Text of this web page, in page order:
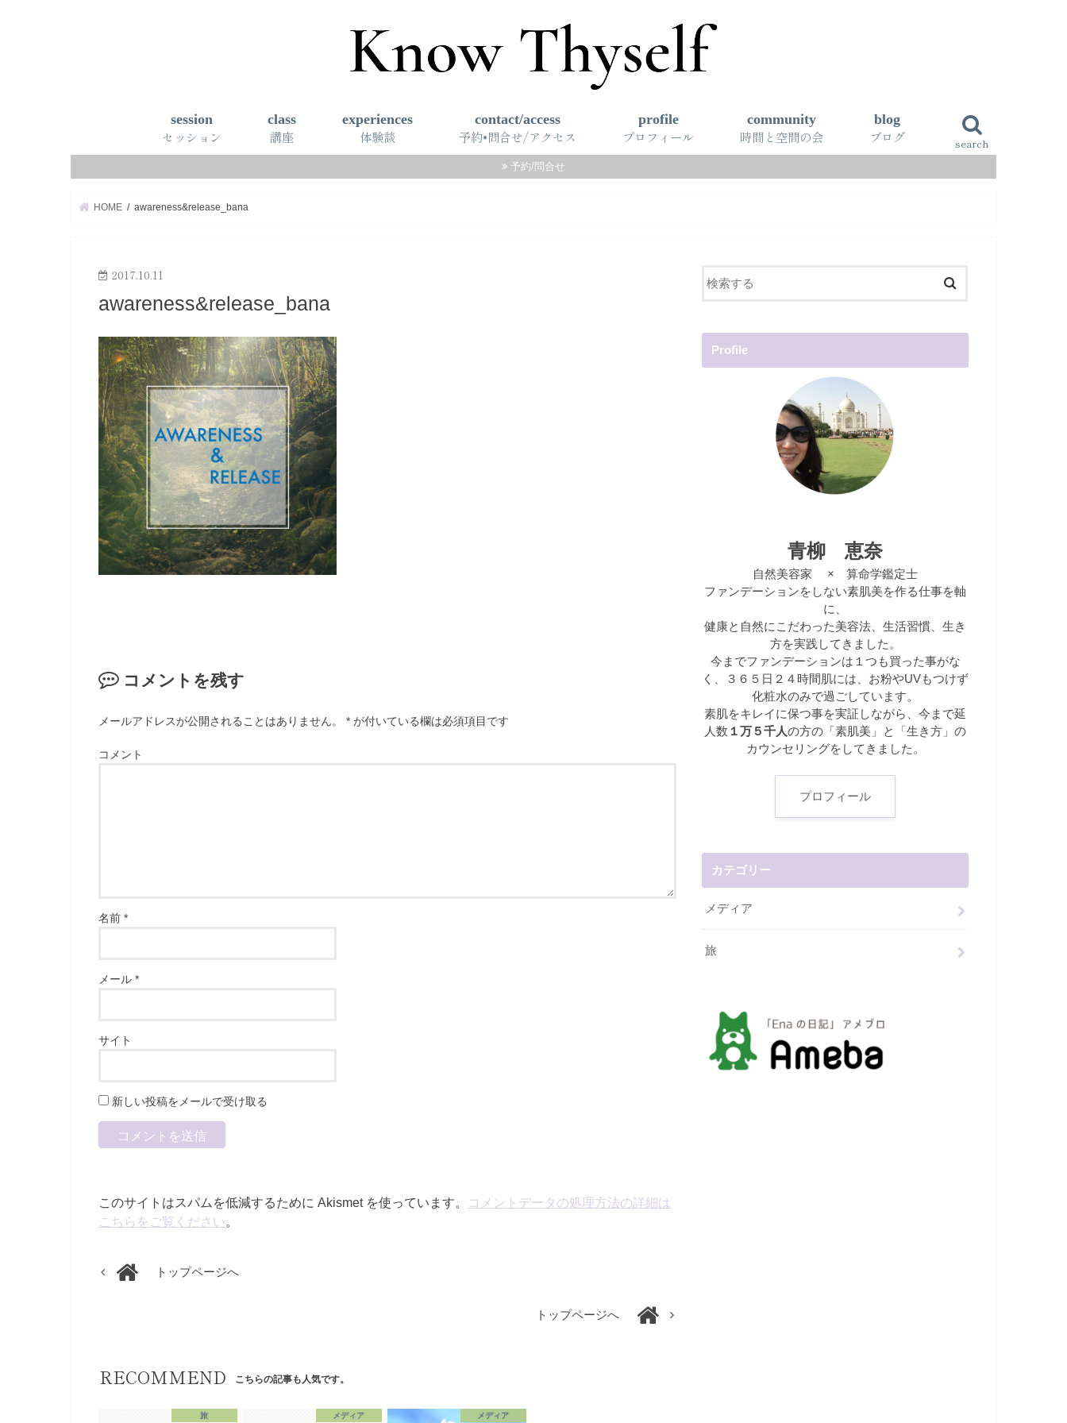
search
session
セッション
心理療法
算命学鑑定
キネシオロジー
フラワーエッセンス
自分を知るセッション 自分を知るコースセッション
class
講座
顔ヨガ講座
ワークショップ
experiences
体験談
contact/access
予約•問合せ/アクセス
プライバシー ポリシー
profile
プロフィール
community
時間と空間の会
blog
ブログ
予約/問合せ
HOME awareness&release_bana
2017.10.11
awareness&release_bana
コメントを残す
メールアドレスが公開されることはありません。 * が付いている欄は必須項目です
コメント
名前 *
メール *
サイト
新しい投稿をメールで受け取る
このサイトはスパムを低減するために Akismet を使っています。
コメントデータの処理方法の詳細は
こちらをご覧ください
トップページへ
トップページへ
RECOMMEND こちらの記事も人気です。
旅 メディア メディア
Profile
青柳 恵奈
自然美容家 × 算命学鑑定士
ファンデーションをしない素肌美を作る仕事を軸
に、
健康と自然にこだわった美容法、生活習慣、生き
方を実践してきました。
今までファンデーションは１つも買った事がな
く、３６５日２４時間肌には、お粉やUVもつけず
化粧水のみで過ごしています。
素肌をキレイに保つ事を実証しながら、今まで延
人数 １万５千人の方の「素肌美」と「生き方」の
カウンセリングをしてきました。
プロフィール
カテゴリー
メディア
旅